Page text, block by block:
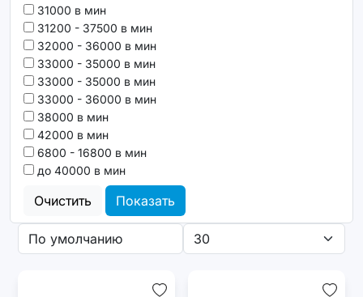
31000 в мин
31200 - 37500 в мин
32000 - 36000 в мин
33000 - 35000 в мин
33000 - 35000 в мин
33000 - 36000 в мин
38000 в мин
42000 в мин
6800 - 16800 в мин
до 40000 в мин
Очистить Показать